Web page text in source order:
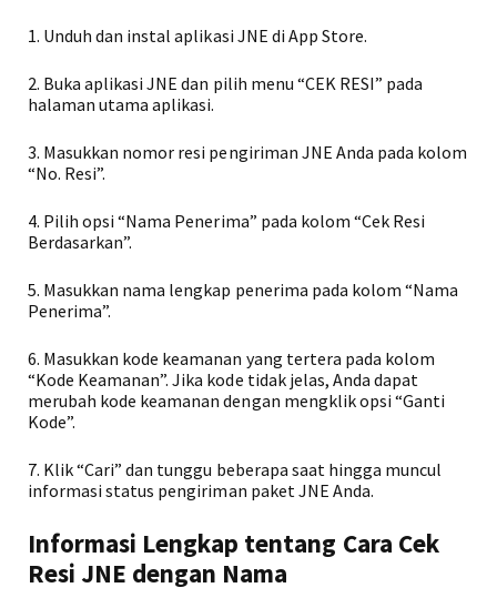
1. Unduh dan instal aplikasi JNE di App Store.
2. Buka aplikasi JNE dan pilih menu “CEK RESI” pada
halaman utama aplikasi.
3. Masukkan nomor resi pengiriman JNE Anda pada kolom
“No. Resi”.
4. Pilih opsi “Nama Penerima” pada kolom “Cek Resi
Berdasarkan”.
5. Masukkan nama lengkap penerima pada kolom “Nama
Penerima”.
6. Masukkan kode keamanan yang tertera pada kolom
“Kode Keamanan”. Jika kode tidak jelas, Anda dapat
merubah kode keamanan dengan mengklik opsi “Ganti
Kode”.
7. Klik “Cari” dan tunggu beberapa saat hingga muncul
informasi status pengiriman paket JNE Anda.
Informasi Lengkap tentang Cara Cek
Resi JNE dengan Nama